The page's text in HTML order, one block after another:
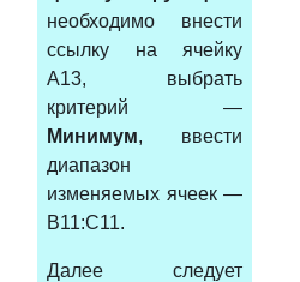
необходимо внести
ссылку на ячейку
A13, выбрать
критерий —
Минимум, ввести
диапазон
изменяемых ячеек —
B11:C11.
Далее следует